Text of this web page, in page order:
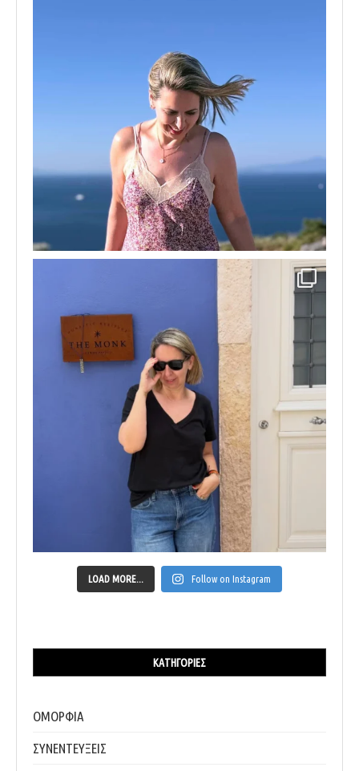
LOAD MORE... Follow on Instagram
ΚΑΤΗΓΟΡΊΕΣ
ΟΜΟΡΦΙΑ
ΣΥΝΕΝΤΕΥΞΕΙΣ